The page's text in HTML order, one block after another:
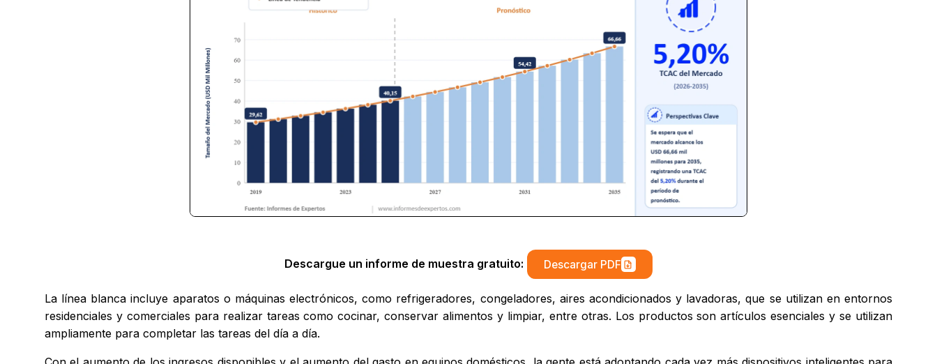
Descargue un informe de muestra gratuito: Descargar PDF
La línea blanca incluye aparatos o máquinas electrónicos, como refrigeradores, congeladores, aires acondicionados y lavadoras, que se utilizan en entornos
residenciales y comerciales para realizar tareas como cocinar, conservar alimentos y limpiar, entre otras. Los productos son artículos esenciales y se utilizan
ampliamente para completar las tareas del día a día.